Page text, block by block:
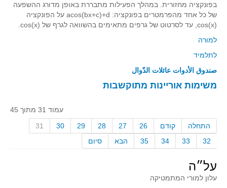
קעירות ונקודות פיתול
במבט נוסף
בעקבות מבחנים
המלצות השבוע
מתנות קטנות
גאומטריה
שטחים פיצוחים
מצולעים
מרובעים
משולשים
דמיון
בפונקציה מחזורית. במהלך הפעילות מתבררת באופן מדורג ההשפעה
של כל אחד מהפרמטרים בפונקציה: acos(bx+c)+d על הפונקציה
cos(x), עד לסרטוט של גרפים מתאימים בהשוואה לגרף של cos(x).
למורה
לתלמיד
صندوق الأدوات عائلات الدّوال
משימות אוריינות מתוקשבות
עמוד 31 מתוך 45
התחלה
קודם 26
27
28
29
30
31
32
33
34
35 הבא סיום
על״ה
עלון למורי המתמטיקה